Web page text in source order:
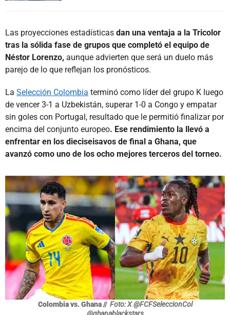
Las proyecciones estadísticas dan una ventaja a la Tricolor
tras la sólida fase de grupos que completó el equipo de
Néstor Lorenzo, aunque advierten que será un duelo más
parejo de lo que reflejan los pronósticos.
La Selección Colombia terminó como líder del grupo K luego
de vencer 3-1 a Uzbekistán, superar 1-0 a Congo y empatar
sin goles con Portugal, resultado que le permitió finalizar por
encima del conjunto europeo. Ese rendimiento la llevó a
enfrentar en los dieciseisavos de final a Ghana, que
avanzó como uno de los ocho mejores terceros del torneo.
Colombia vs. Ghana // Foto: X @FCFSeleccionCol